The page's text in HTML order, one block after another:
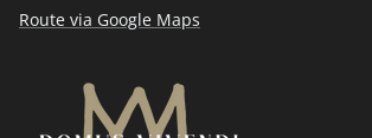
Route via Google Maps